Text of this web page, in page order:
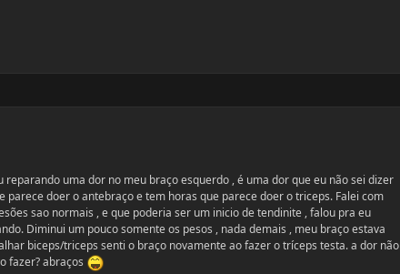
reparando uma dor no meu braço esquerdo , é uma dor que eu não sei dizer
parece doer o antebraço e tem horas que parece doer o triceps. Falei com
sao normais , e que poderia ser um inicio de tendinite , falou pra eu
Diminui um pouco somente os pesos , nada demais , meu braço estava
biceps/triceps senti o braço novamente ao fazer o tríceps testa. a dor não
fazer? abraços